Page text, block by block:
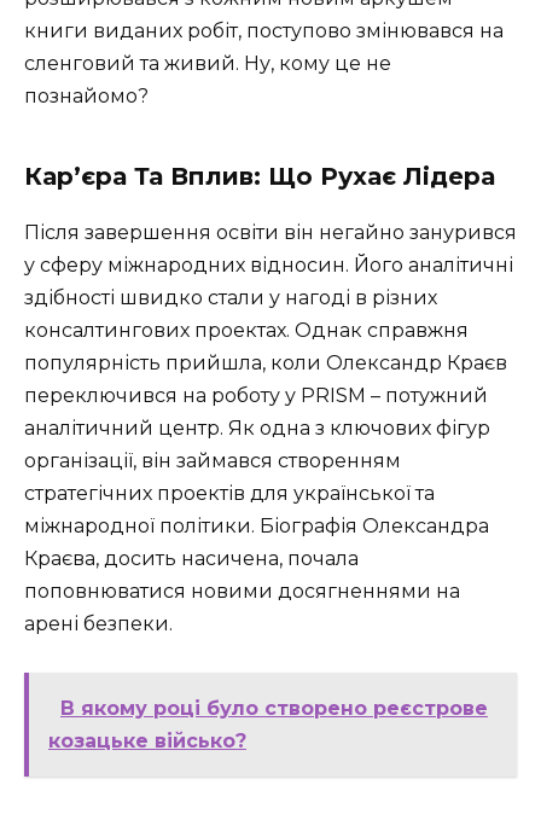
книги виданих робіт, поступово змінювався на
сленговий та живий. Ну, кому це не
познайомо?
Кар’єра Та Вплив: Що Рухає Лідера
Після завершення освіти він негайно занурився
у сферу міжнародних відносин. Його аналітичні
здібності швидко стали у нагоді в різних
консалтингових проектах. Однак справжня
популярність прийшла, коли Олександр Краєв
переключився на роботу у PRISM – потужний
аналітичний центр. Як одна з ключових фігур
організації, він займався створенням
стратегічних проектів для української та
міжнародної політики. Біографія Олександра
Краєва, досить насичена, почала
поповнюватися новими досягненнями на
арені безпеки.
В якому році було створено реєстрове
козацьке військо?